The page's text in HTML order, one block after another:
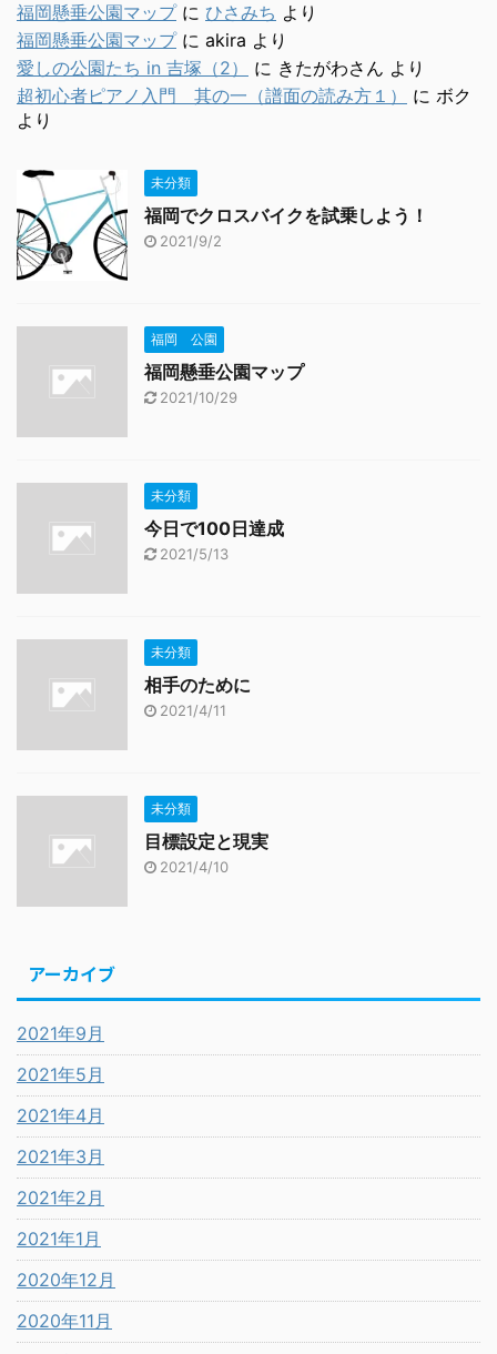
福岡懸垂公園マップに ひさみち より
福岡懸垂公園マップに akira より
愛しの公園たち in 吉塚（2）
に きたがわさん より
超初心者ピアノ入門 其の一（譜面の読み方１）
に ボク
より
未分類
福岡でクロスバイクを試乗しよう！
2021/9/2
福岡 公園
福岡懸垂公園マップ
2021/10/29
未分類
今日で100日達成
2021/5/13
未分類
相手のために
2021/4/11
未分類
目標設定と現実
2021/4/10
アーカイブ
2021年9月
2021年5月
2021年4月
2021年3月
2021年2月
2021年1月
2020年12月
2020年11月